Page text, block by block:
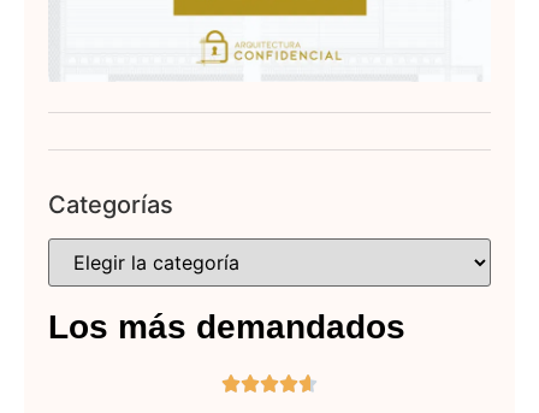
Categorías
Los más demandados
